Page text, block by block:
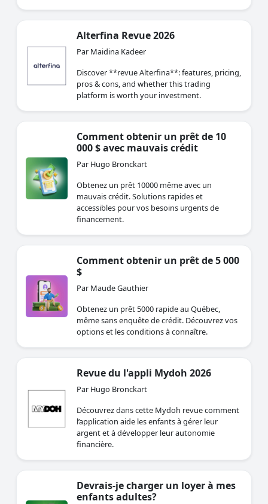
Alterfina Revue 2026
Par Maidina Kadeer
Discover **revue Alterfina**: features, pricing,
pros & cons, and whether this trading
platform is worth your investment.
Comment obtenir un prêt de 10
000 $ avec mauvais crédit
Par Hugo Bronckart
Obtenez un prêt 10000 même avec un
mauvais crédit. Solutions rapides et
accessibles pour vos besoins urgents de
financement.
Comment obtenir un prêt de 5 000
$
Par Maude Gauthier
Obtenez un prêt 5000 rapide au Québec,
même sans enquête de crédit. Découvrez vos
options et les conditions à connaître.
Revue du l'appli Mydoh 2026
Par Hugo Bronckart
Découvrez dans cette Mydoh revue comment
l’application aide les enfants à gérer leur
argent et à développer leur autonomie
financière.
Devrais-je charger un loyer à mes
enfants adultes?